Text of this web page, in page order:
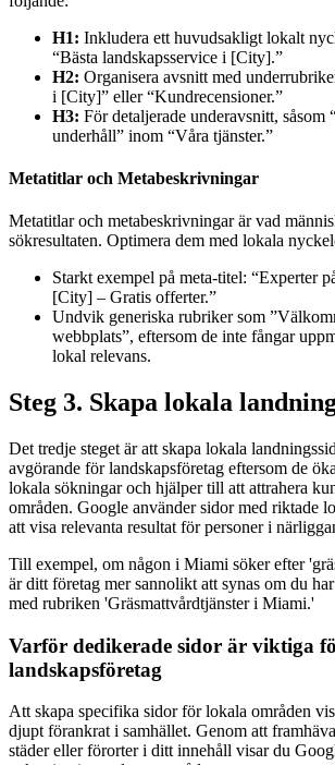
H1: Inkludera ett huvudsakligt lokalt
“Bästa landskapsservice i [City].”
H2: Organisera avsnitt med
i [City]” eller “Kundrecensioner.”
H3: För detaljerade underavsnitt, såsom
underhåll” inom “Våra tjänster.”
Metatitlar och Metabeskrivningar
Metatitlar och metabeskrivningar är vad
sökresultaten. Optimera dem med lokala
Starkt exempel på meta-titel: “Experter
[City] – Gratis offerter.”
Undvik generiska rubriker som
webbplats”, eftersom de inte fångar
lokal relevans.
Steg 3. Skapa lokala
Det tredje steget är att skapa lokala
avgörande för landskapsföretag eftersom de
lokala sökningar och hjälper till att attrahera
områden. Google använder sidor med riktade
att visa relevanta resultat för personer i
Till exempel, om någon i Miami söker efter
är ditt företag mer sannolikt att synas om du
med rubriken 'Gräsmattvårdtjänster i Miami.'
Varför dedikerade sidor är viktiga
landskapsföretag
Att skapa specifika sidor för lokala områden
djupt förankrat i samhället. Genom att
städer eller förorter i ditt innehåll visar du